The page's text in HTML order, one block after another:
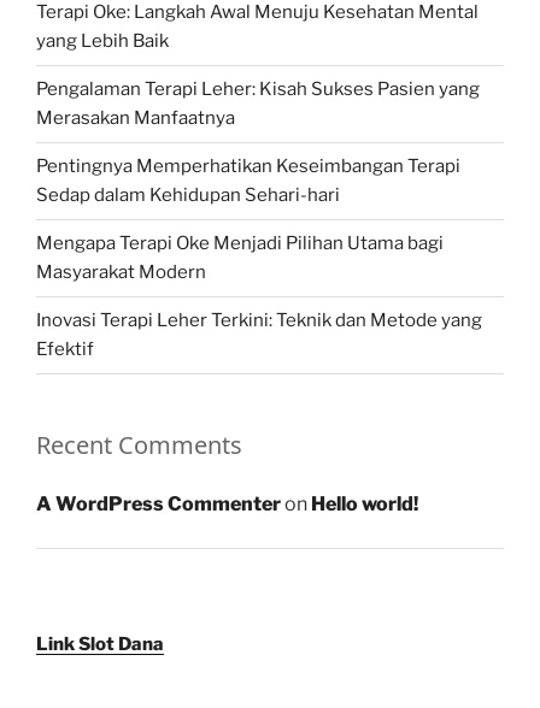
Terapi Oke: Langkah Awal Menuju Kesehatan Mental
yang Lebih Baik
Pengalaman Terapi Leher: Kisah Sukses Pasien yang
Merasakan Manfaatnya
Pentingnya Memperhatikan Keseimbangan Terapi
Sedap dalam Kehidupan Sehari-hari
Mengapa Terapi Oke Menjadi Pilihan Utama bagi
Masyarakat Modern
Inovasi Terapi Leher Terkini: Teknik dan Metode yang
Efektif
Recent Comments
A WordPress Commenteron Hello world!
Link Slot Dana